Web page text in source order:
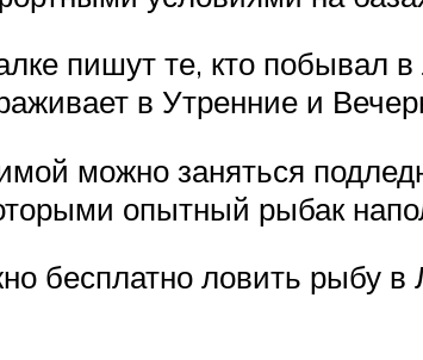
пишут те, кто побывал в
в Утренние и
можно заняться
опытный рыбак
бесплатно ловить рыбу в